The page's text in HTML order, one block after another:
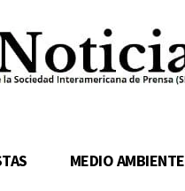
MEDIO AMBIENTE